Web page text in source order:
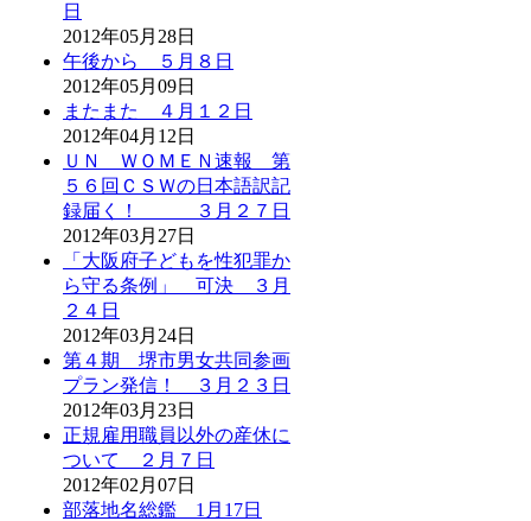
日
2012年05月28日
午後から ５月８日
2012年05月09日
またまた ４月１２日
2012年04月12日
ＵＮ ＷＯＭＥＮ速報 第
５６回ＣＳＷの日本語訳記
録届く！ ３月２７日
2012年03月27日
「大阪府子どもを性犯罪か
ら守る条例」 可決 ３月
２４日
2012年03月24日
第４期 堺市男女共同参画
プラン発信！ ３月２３日
2012年03月23日
正規雇用職員以外の産休に
ついて ２月７日
2012年02月07日
部落地名総鑑 1月17日